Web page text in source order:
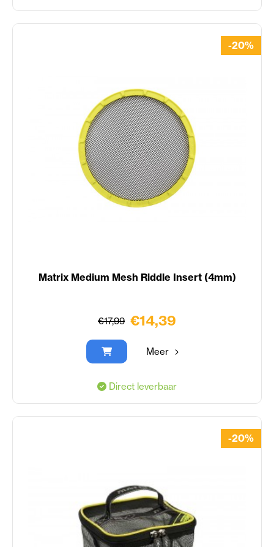
Matrix Medium Mesh Riddle Insert (4mm)
€17,99
-20%
€14,39
Meer
Direct leverbaar
-20%